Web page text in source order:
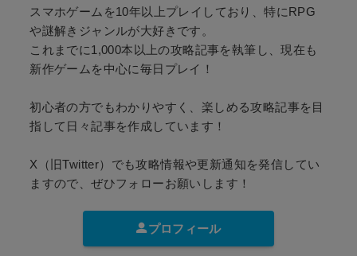
スマホゲームを10年以上プレイしており、特にRPG
や謎解きジャンルが大好きです。
これまでに1,000本以上の攻略記事を執筆し、現在も
新作ゲームを中心に毎日プレイ！
初心者の方でもわかりやすく、楽しめる攻略記事を目
指して日々記事を作成しています！
X（旧Twitter）でも攻略情報や更新通知を発信してい
ますので、ぜひフォローお願いします！
プロフィール